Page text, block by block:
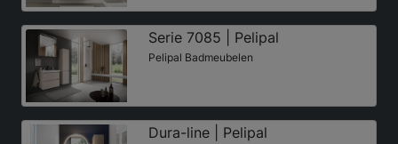
Serie 7085 | Pelipal
Pelipal Badmeubelen
Dura-line | Pelipal